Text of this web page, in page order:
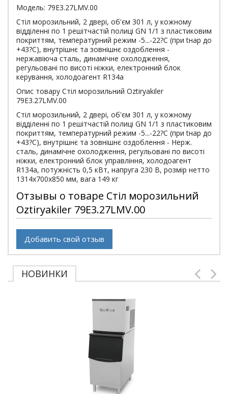
Модель: 79E3.27LMV.00
Стіл морозильний, 2 двері, об'єм 301 л, у кожному
відділенні по 1 решітчастій полиці GN 1/1 з пластиковим
покриттям, температурний режим -5...-22?С (при tнар до
+43?С), внутрішнє та зовнішнє оздоблення -
нержавіюча сталь, динамічне охолодження,
регульовані по висоті ніжки, електронний блок
керування, холодоагент R134a
Опис товару Стіл морозильний Oztiryakiler
79E3.27LMV.00
Стіл морозильний, 2 двері, об'єм 301 л, у кожному
відділенні по 1 решітчастій полиці GN 1/1 з пластиковим
покриттям, температурний режим -5...-22?С (при tнар до
+43?С), внутрішнє та зовнішнє оздоблення - Нерж.
сталь, динамічне охолодження, регульовані по висоті
ніжки, електронний блок управління, холодоагент
R134a, потужність 0,5 кВт, напруга 230 В, розмір нетто
1314х700х850 мм, вага 149 кг
Отзывы о товаре Стіл морозильний
Oztiryakiler 79E3.27LMV.00
Добавить свой отзыв
НОВИНКИ